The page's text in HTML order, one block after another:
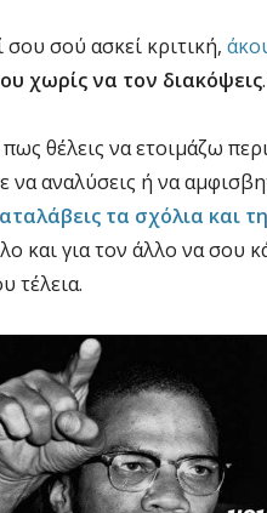
σού ασκεί κριτική,
χωρίς να τον διακόψεις
θέλεις να ετοιμάζω
αναλύσεις ή να
τα σχόλια και
και για τον άλλο να σου
τέλεια.